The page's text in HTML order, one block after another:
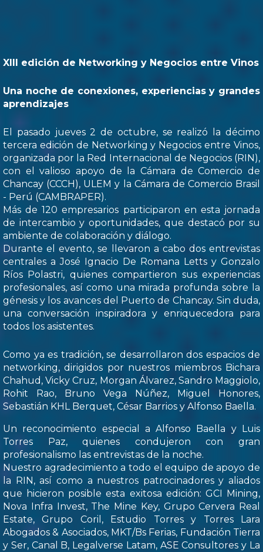
XIII edición de Networking y Negocios entre Vinos
Una noche de conexiones, experiencias y grandes
aprendizajes
El pasado jueves 2 de octubre, se realizó la décimo
tercera edición de Networking y Negocios entre Vinos,
organizada por la Red Internacional de Negocios (RIN),
con el valioso apoyo de la Cámara de Comercio de
Chancay (CCCH), ULEM y la Cámara de Comercio Brasil
- Perú (CAMBRAPER).
Más de 120 empresarios participaron en esta jornada
de intercambio y oportunidades, que destacó por su
ambiente de colaboración y diálogo.
Durante el evento, se llevaron a cabo dos entrevistas
centrales a José Ignacio De Romana Letts y Gonzalo
Ríos Polastri, quienes compartieron sus experiencias
profesionales, así como una mirada profunda sobre la
génesis y los avances del Puerto de Chancay. Sin duda,
una conversación inspiradora y enriquecedora para
todos los asistentes.
Como ya es tradición, se desarrollaron dos espacios de
networking, dirigidos por nuestros miembros Bichara
Chahud, Vicky Cruz, Morgan Álvarez, Sandro Maggiolo,
Rohit Rao, Bruno Vega Núñez, Miguel Honores,
Sebastián KHL Berquet, César Barrios y Alfonso Baella.
Un reconocimiento especial a Alfonso Baella y Luis
Torres Paz, quienes condujeron con gran
profesionalismo las entrevistas de la noche.
Nuestro agradecimiento a todo el equipo de apoyo de
la RIN, así como a nuestros patrocinadores y aliados
que hicieron posible esta exitosa edición: GCI Mining,
Nova Infra Invest, The Mine Key, Grupo Cervera Real
Estate, Grupo Coril, Estudio Torres y Torres Lara
Abogados & Asociados, MKT/Bs Ferias, Fundación Tierra
y Ser, Canal B, Legalverse Latam, ASE Consultores y La